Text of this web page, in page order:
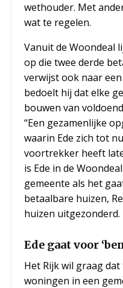
wethouder. Met
wat te regelen.
Vanuit de Woondeal
op die twee derde
verwijst ook naar een
bedoelt hij dat elke
bouwen van
“Een gezamenlijke
waarin Ede zich tot
voortrekker heeft
is Ede in de
gemeente als het
betaalbare huizen,
huizen uitgezonderd.
Ede gaat voor
Het Rijk wil graag
woningen in een